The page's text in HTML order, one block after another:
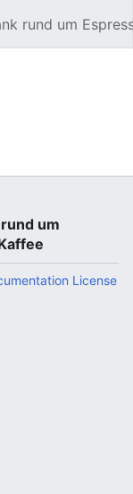
rund um
um
License